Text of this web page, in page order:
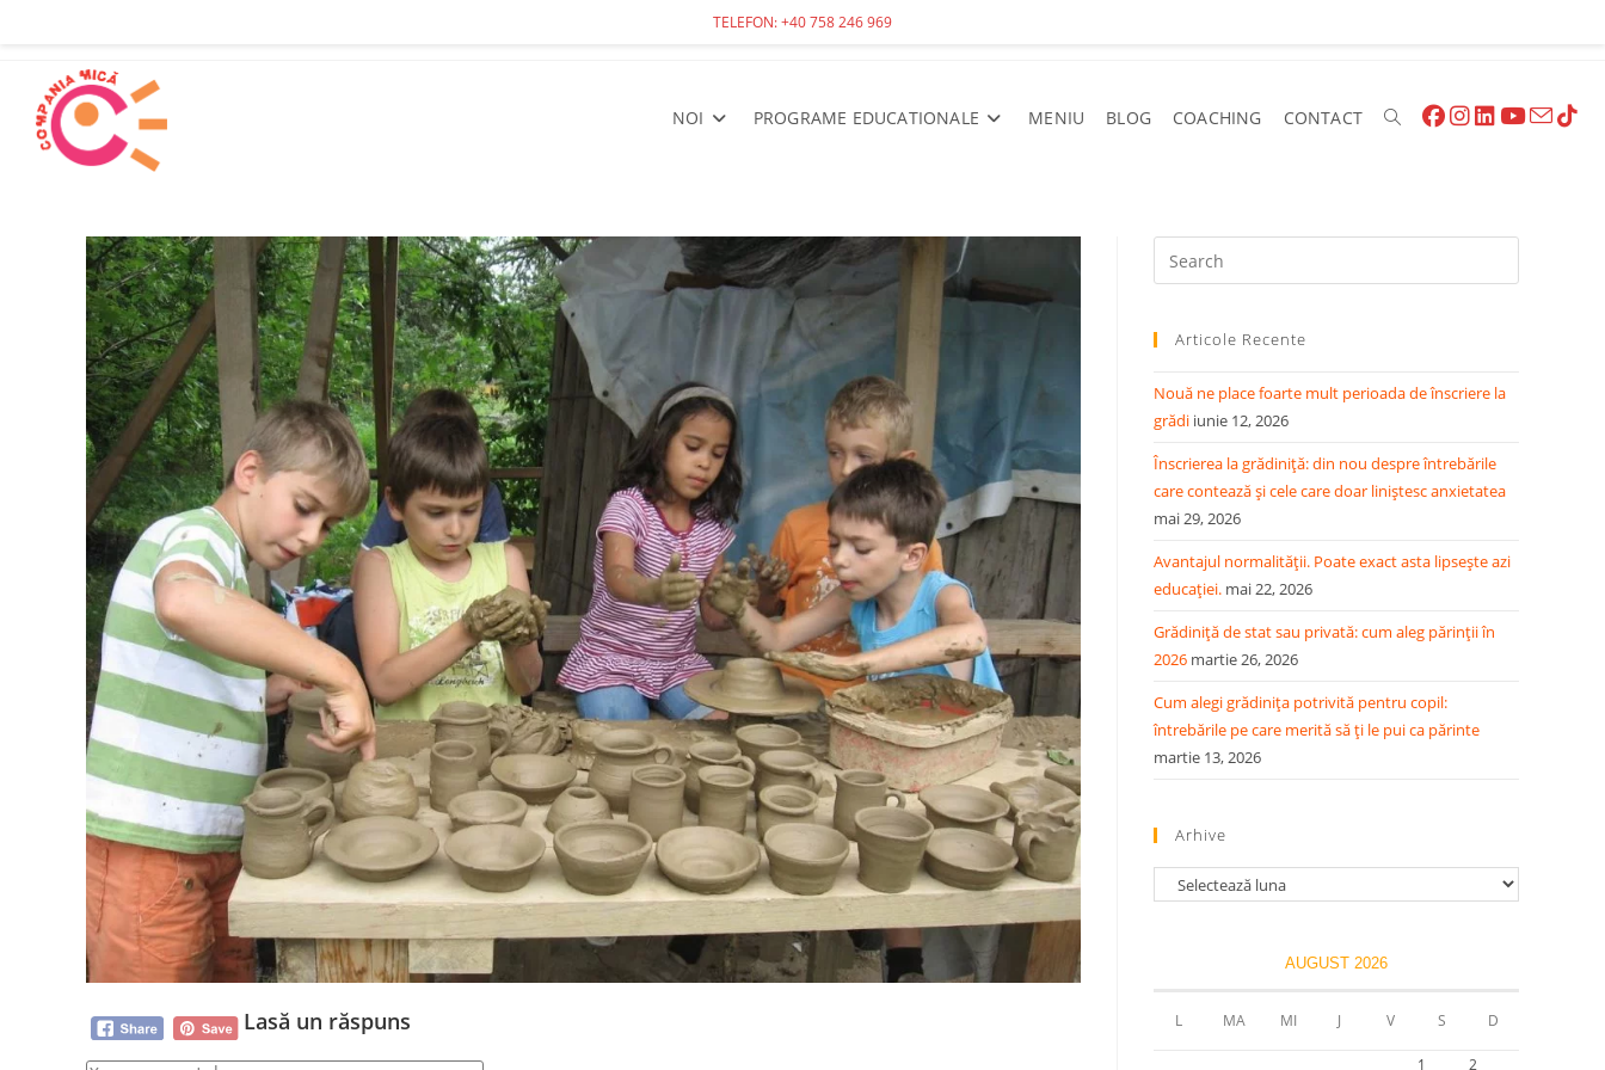
TELEFON: +40 758 246 969
NOI PROGRAME EDUCATIONALE MENIU BLOG COACHING CONTACT
Lasă un răspuns
Articole Recente
Nouă ne place foarte mult perioada de înscriere la
grădi iunie 12, 2026
Înscrierea la grădiniță: din nou despre întrebările
care contează și cele care doar liniștesc anxietatea
mai 29, 2026
Avantajul normalității. Poate exact asta lipsește azi
educației. mai 22, 2026
Grădiniță de stat sau privată: cum aleg părinții în
2026 martie 26, 2026
Cum alegi grădinița potrivită pentru copil:
întrebările pe care merită să ți le pui ca părinte
martie 13, 2026
Arhive
AUGUST 2026
L MA MI J V S D
1 2